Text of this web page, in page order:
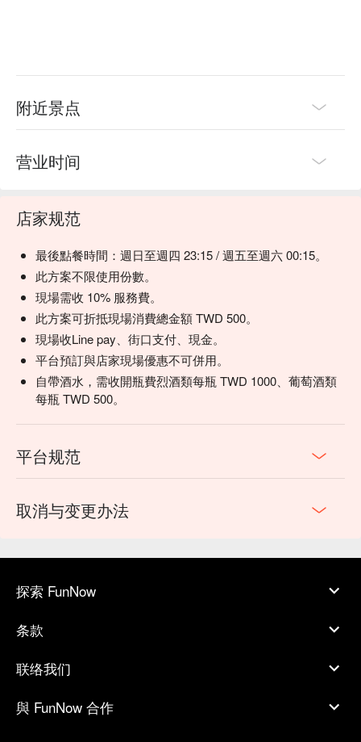
绝配。
泰式Tom Yum海鮮鍋 | 经典的酸辣汤底，装满了新鲜海鲜。
泰會烤帝王蟹腳 | 烟熏风味，鲜甜可口，绝对是奢华的味觉享
儿”。
创意鸡尾酒 | 不妨问问调酒师，今天有什么隐藏版的创意特
调。
💡 FunNow 懂吃笔记：本推荐由 AI 汇整网络热门口碑。（贴
心提醒：若包含酒精饮品，请理性饮酒｜过量饮酒，有害健
康）
附近景点
营业时间
店家规范
最後點餐時間：週日至週四 23:15 / 週五至週六 00:15。
此方案不限使用份數。
現場需收 10% 服務費。
此方案可折抵現場消費總金額 TWD 500。
現場收Line pay、街口支付、現金。
平台預訂與店家現場優惠不可併用。
自帶酒水，需收開瓶費烈酒類每瓶 TWD 1000、葡萄酒類
每瓶 TWD 500。
平台规范
取消与变更办法
探索 FunNow
条款
联络我们
與 FunNow 合作